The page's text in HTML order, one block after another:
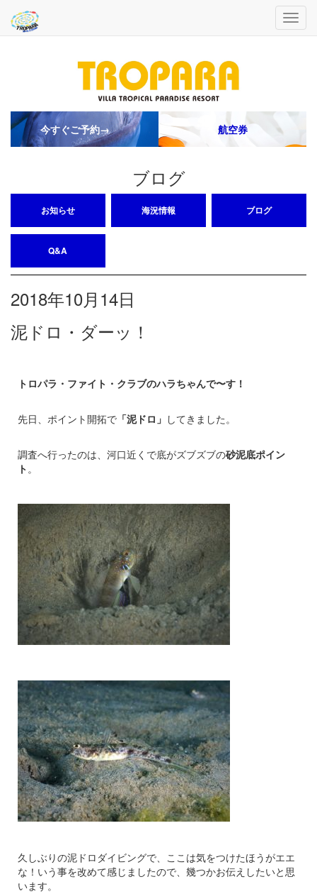
今すぐご予約→ 航空券
ブログ
お知らせ 海況情報 ブログ
Q&A
2018年10月14日
泥ドロ・ダーッ！
トロパラ・ファイト・クラブのハラちゃんで〜す！
先日、ポイント開拓で 「泥ドロ」 してきました。
調査へ行ったのは、河口近くで底がズブズブの砂泥底ポイン
ト。
久しぶりの泥ドロダイビングで、ここは気をつけたほうがエエ
な！いう事を改めて感じましたので、幾つかお伝えしたいと思
います。